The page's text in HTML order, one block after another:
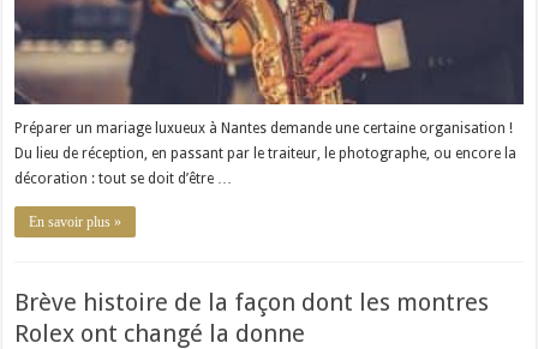
Préparer un mariage luxueux à Nantes demande une certaine organisation !
Du lieu de réception, en passant par le traiteur, le photographe, ou encore la
décoration : tout se doit d’être …
En savoir plus »
Brève histoire de la façon dont les montres
Rolex ont changé la donne